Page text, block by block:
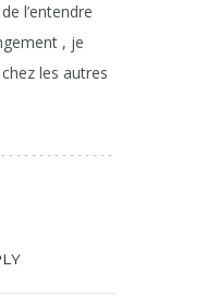
l’entendre
, je
les autres